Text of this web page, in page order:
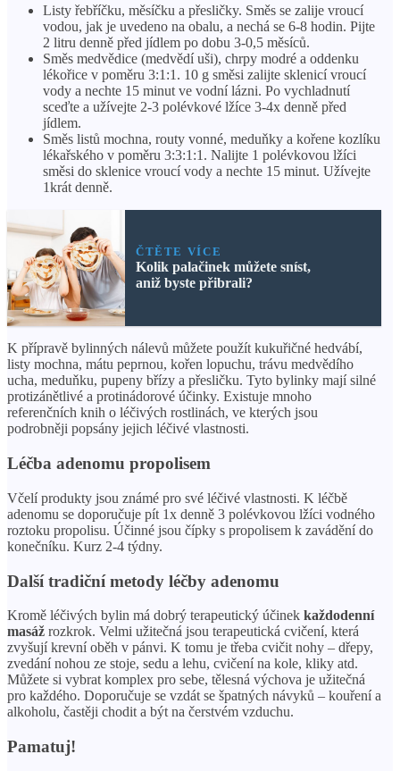
Listy řebříčku, měsíčku a přesličky. Směs se zalije vroucí
vodou, jak je uvedeno na obalu, a nechá se 6-8 hodin. Pijte
2 litru denně před jídlem po dobu 3-0,5 měsíců.
Směs medvědice (medvědí uši), chrpy modré a oddenku
lékořice v poměru 3:1:1. 10 g směsi zalijte sklenicí vroucí
vody a nechte 15 minut ve vodní lázni. Po vychladnutí
sceďte a užívejte 2-3 polévkové lžíce 3-4x denně před
jídlem.
Směs listů mochna, routy vonné, meduňky a kořene kozlíku
lékařského v poměru 3:3:1:1. Nalijte 1 polévkovou lžíci
směsi do sklenice vroucí vody a nechte 15 minut. Užívejte
1krát denně.
ČTĚTE VÍCE
Kolik palačinek můžete sníst,
aniž byste přibrali?
K přípravě bylinných nálevů můžete použít kukuřičné hedvábí,
listy mochna, mátu peprnou, kořen lopuchu, trávu medvědího
ucha, meduňku, pupeny břízy a přesličku. Tyto bylinky mají silné
protizánětlivé a protinádorové účinky. Existuje mnoho
referenčních knih o léčivých rostlinách, ve kterých jsou
podrobněji popsány jejich léčivé vlastnosti.
Léčba adenomu propolisem
Včelí produkty jsou známé pro své léčivé vlastnosti. K léčbě
adenomu se doporučuje pít 1x denně 3 polévkovou lžíci vodného
roztoku propolisu. Účinné jsou čípky s propolisem k zavádění do
konečníku. Kurz 2-4 týdny.
Další tradiční metody léčby adenomu
Kromě léčivých bylin má dobrý terapeutický účinek každodenní
masáž rozkrok. Velmi užitečná jsou terapeutická cvičení, která
zvyšují krevní oběh v pánvi. K tomu je třeba cvičit nohy – dřepy,
zvedání nohou ze stoje, sedu a lehu, cvičení na kole, kliky atd.
Můžete si vybrat komplex pro sebe, tělesná výchova je užitečná
pro každého. Doporučuje se vzdát se špatných návyků – kouření a
alkoholu, častěji chodit a být na čerstvém vzduchu.
Pamatuj!